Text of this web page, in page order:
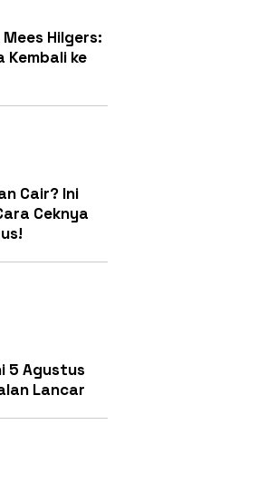
Hilgers:
Kembali ke
Cair? Ini
Ceknya
5 Agustus
Lancar